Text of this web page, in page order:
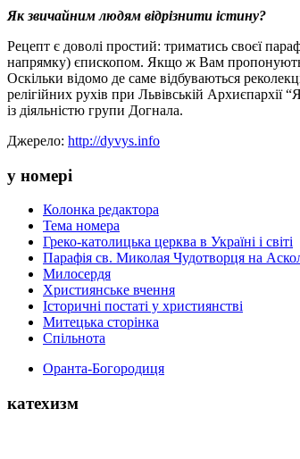
Як звичайним людям відрізнити істину?
Рецепт є доволі простий: триматись своєї
напрямку) єпископом. Якщо ж Вам пропонують
Оскільки відомо де саме відбуваються
релігійних рухів при Львівській
із діяльністю групи Догнала.
Джерело: http://dyvys.info
у номері
Колонка редактора
Тема номера
Греко-католицька церква в Україні і світі
Парафія св. Миколая Чудотворця на
Милосердя
Християнське вчення
Історичні постаті у християнстві
Митецька сторінка
Спільнота
Оранта-Богородиця
катехизм